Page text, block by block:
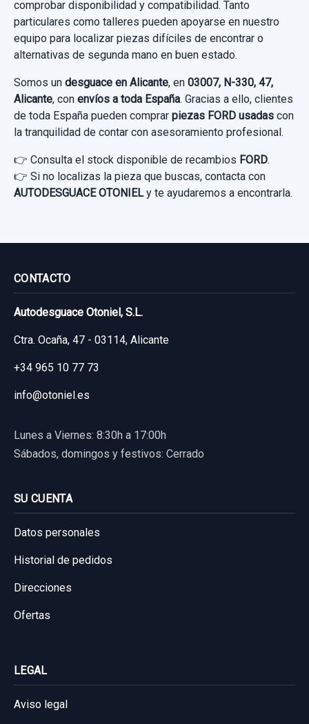
GUANTERA
GUANTERA usado.
FORD GALAXY (CA1) LIMITED EDITION
Garantía 1 año
Ref:993560
40,00 €
Sin IVA, gastos de envío no incluidos.
comprobar disponibilidad y compatibilidad. Tanto
particulares como talleres pueden apoyarse en nuestro
equipo para localizar piezas difíciles de encontrar o
alternativas de segunda mano en buen estado.
Somos un desguace en Alicante, en 03007, N-330, 47,
Alicante, con envíos a toda España. Gracias a ello, clientes
de toda España pueden comprar piezas FORD usadas con
la tranquilidad de contar con asesoramiento profesional.
👉 Consulta el stock disponible de recambios FORD.
👉 Si no localizas la pieza que buscas, contacta con
AUTODESGUACE OTONIELy te ayudaremos a encontrarla.
CONTACTO
Autodesguace Otoniel, S.L.
Ctra. Ocaña, 47 - 03114, Alicante
+34 965 10 77 73
info@otoniel.es
Lunes a Viernes: 8:30h a 17:00h
Sábados, domingos y festivos: Cerrado
SU CUENTA
Datos personales
Historial de pedidos
Direcciones
Ofertas
LEGAL
Aviso legal